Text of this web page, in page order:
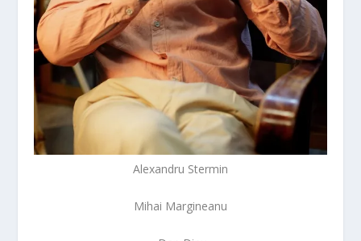
Alexandru Stermin
Mihai Margineanu